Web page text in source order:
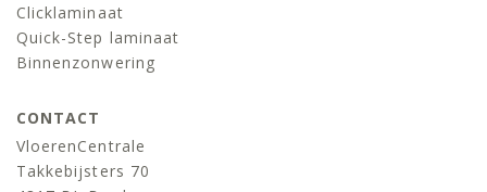
Clicklaminaat
Quick-Step laminaat
Binnenzonwering
CONTACT
VloerenCentrale
Takkebijsters 70